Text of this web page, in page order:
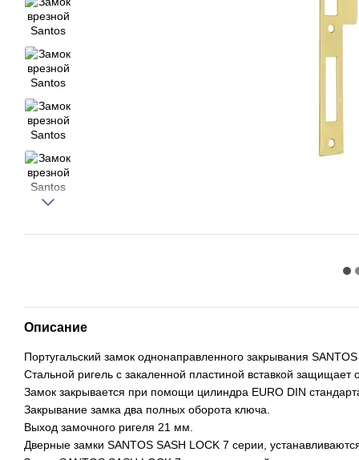
Описание
Португальский замок однонаправленного закрывания
Стальной ригель с закаленной пластиной вставкой защищает
Замок закрывается при помощи цилиндра EURO DIN
Закрывание замка два полных оборота ключа.
Выход замочного ригеля 21 мм.
Дверные замки SANTOS SASH LOCK 7 серии,